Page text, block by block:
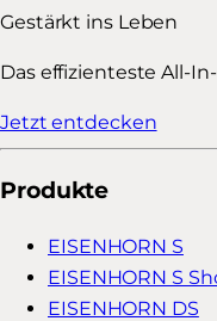
Gestärkt ins Leben
Das effizienteste All-
Jetzt entdecken
Produkte
EISENHORN S
EISENHORN S
EISENHORN DS